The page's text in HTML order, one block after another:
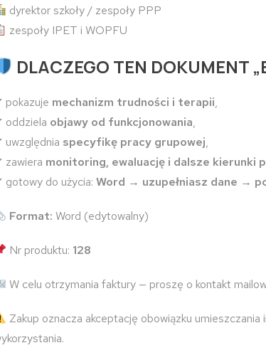
dyrektor szkoły / zespoły PPP
zespoły IPET i WOPFU
DLACZEGO TEN DOKUMENT
pokazuje mechanizm trudności i terapii,
oddziela objawy od funkcjonowania,
uwzględnia specyfikę pracy grupowej,
zawiera monitoring, ewaluację i dalsze kierunki
gotowy do użycia: Word → uzupełniasz dane →
Format: Word (edytowalny)
Nr produktu: 128
W celu otrzymania faktury — proszę o kontakt
Zakup oznacza akceptację obowiązku